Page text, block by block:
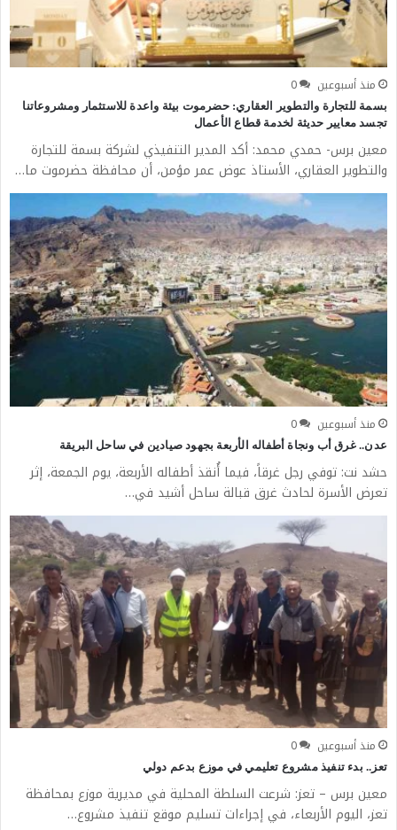
منذ أسبوعين 0
بسمة للتجارة والتطوير العقاري: حضرموت بيئة واعدة للاستثمار ومشروعاتنا
تجسد معايير حديثة لخدمة قطاع الأعمال
معين برس- حمدي محمد: أكد المدير التنفيذي لشركة بسمة للتجارة
والتطوير العقاري، الأستاذ عوض عمر مؤمن، أن محافظة حضرموت ما…
منذ أسبوعين 0
عدن.. غرق أب ونجاة أطفاله الأربعة بجهود صيادين في ساحل البريقة
حشد نت: توفي رجل غرقاً، فيما أُنقذ أطفاله الأربعة، يوم الجمعة، إثر
تعرض الأسرة لحادث غرق قبالة ساحل أشيد في…
منذ أسبوعين 0
تعز.. بدء تنفيذ مشروع تعليمي في موزع بدعم دولي
معين برس – تعز: شرعت السلطة المحلية في مديرية موزع بمحافظة
تعز، اليوم الأربعاء، في إجراءات تسليم موقع تنفيذ مشروع…